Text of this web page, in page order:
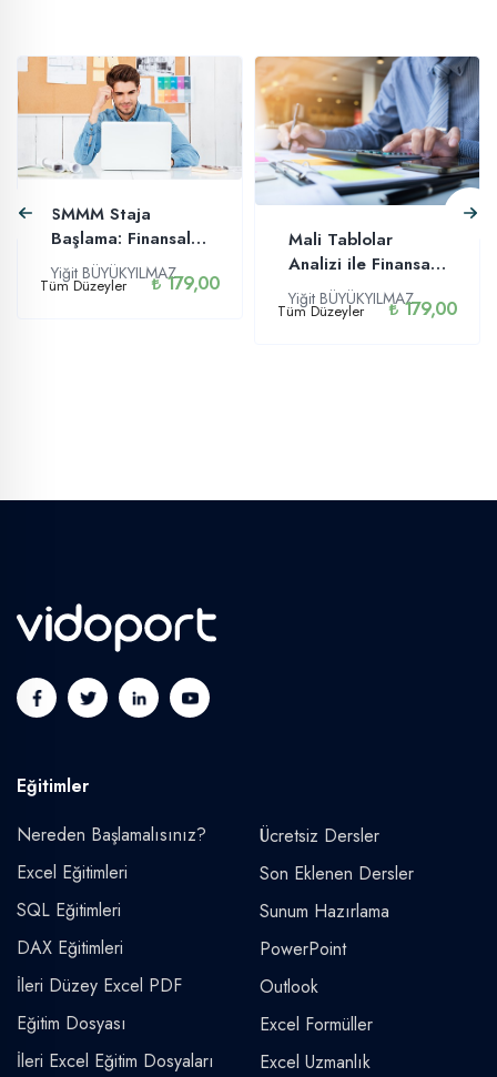
SMMM Staja
Başlama: Finansal
Muhasebe Eğitimi
Yiğit BÜYÜKYILMAZ
Tüm Düzeyler 179,00
Mali Tablolar
Analizi ile Finansal
Muhasebe
Okuryazarlığı
Yiğit BÜYÜKYILMAZ
Tüm Düzeyler 179,00
Eğitimler
Nereden Başlamalısınız?
Excel Eğitimleri
SQL Eğitimleri
DAX Eğitimleri
İleri Düzey Excel PDF
Eğitim Dosyası
İleri Excel Eğitim Dosyaları
Ücretsiz Dersler
Son Eklenen Dersler
Sunum Hazırlama
PowerPoint
Outlook
Excel Formüller
Excel Uzmanlık